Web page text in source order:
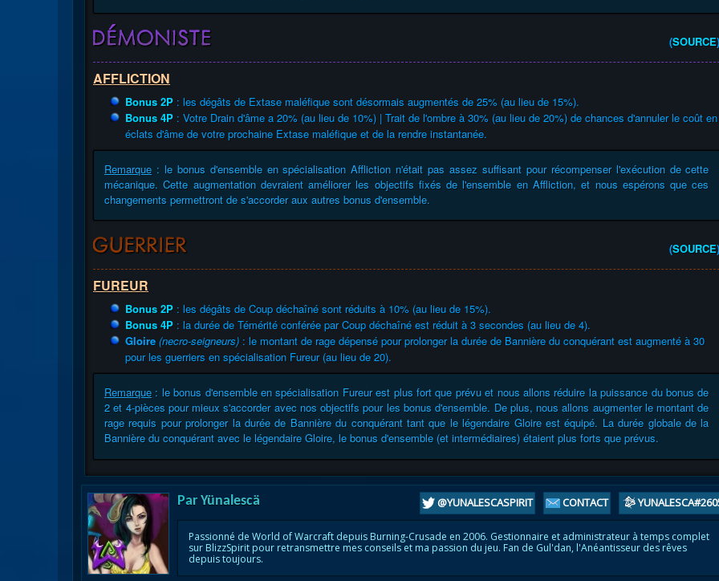
(SOURCE
AFFLICTION
Bonus 2P : les dégâts de Extase maléfique sont désormais augmentés de 25% (au lieu de 15%).
Bonus 4P : Votre Drain d'âme a 20% (au lieu de 10%) | Trait de l'ombre à 30% (au lieu de 20%) de chances d'annuler le coût en
éclats d'âme de votre prochaine Extase maléfique et de la rendre instantanée.
Remarque : le bonus d'ensemble en spécialisation Affliction n'était pas assez suffisant pour récompenser l'exécution de cette
mécanique. Cette augmentation devraient améliorer les objectifs fixés de l'ensemble en Affliction, et nous espérons que ces
changements permettront de s'accorder aux autres bonus d'ensemble.
(SOURCE
FUREUR
Bonus 2P : les dégâts de Coup déchaîné sont réduits à 10% (au lieu de 15%).
Bonus 4P : la durée de Témérité conférée par Coup déchaîné est réduit à 3 secondes (au lieu de 4).
Gloire (necro-seigneurs) : le montant de rage dépensé pour prolonger la durée de Bannière du conquérant est augmenté à 30
pour les guerriers en spécialisation Fureur (au lieu de 20).
Remarque : le bonus d'ensemble en spécialisation Fureur est plus fort que prévu et nous allons réduire la puissance du bonus de
2 et 4-pièces pour mieux s'accorder avec nos objectifs pour les bonus d'ensemble. De plus, nous allons augmenter le montant de
rage requis pour prolonger la durée de Bannière du conquérant tant que le légendaire Gloire est équipé. La durée globale de la
Bannière du conquérant avec le légendaire Gloire, le bonus d'ensemble (et intermédiaires) étaient plus forts que prévus.
Par Yünalescä CONTACT
@YUNALESCASPIRIT
Passionné de World of Warcraft depuis Burning-Crusade en 2006. Gestionnaire et administrateur à temps complet
sur BlizzSpirit pour retransmettre mes conseils et ma passion du jeu. Fan de Gul'dan, l'Anéantisseur des rêves
depuis toujours.